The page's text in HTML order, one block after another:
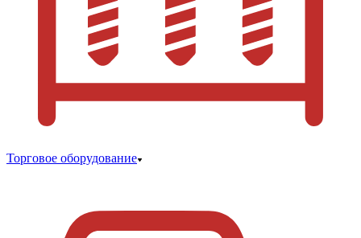
Торговое оборудование